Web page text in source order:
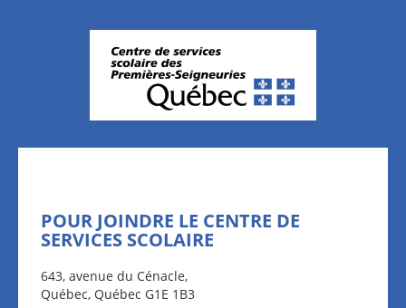
POUR JOINDRE LE CENTRE DE
SERVICES SCOLAIRE
643, avenue du Cénacle,
Québec, Québec G1E 1B3